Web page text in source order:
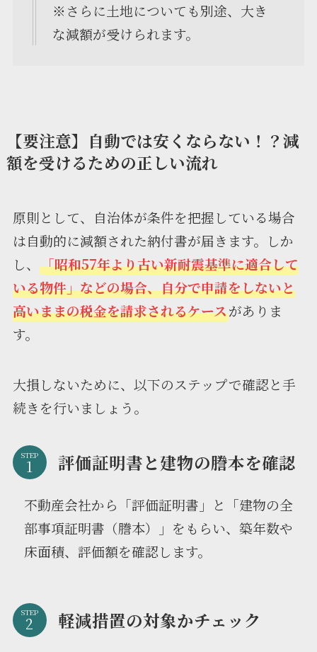
※さらに土地についても別途、大き
な減額が受けられます。
【要注意】自動では安くならない！？減
額を受けるための正しい流れ
原則として、自治体が条件を把握している場合
は自動的に減額された納付書が届きます。しか
し、 「昭和57年より古い新耐震基準に適合して
いる物件」などの場合、自分で申請をしないと
高いままの税金を請求されるケースがありま
す。
大損しないために、以下のステップで確認と手
続きを行いましょう。
STEP 評価証明書と建物の謄本を確認
不動産会社から「評価証明書」と「建物の全
部事項証明書（謄本）」をもらい、築年数や
床面積、評価額を確認します。
STEP 軽減措置の対象かチェック